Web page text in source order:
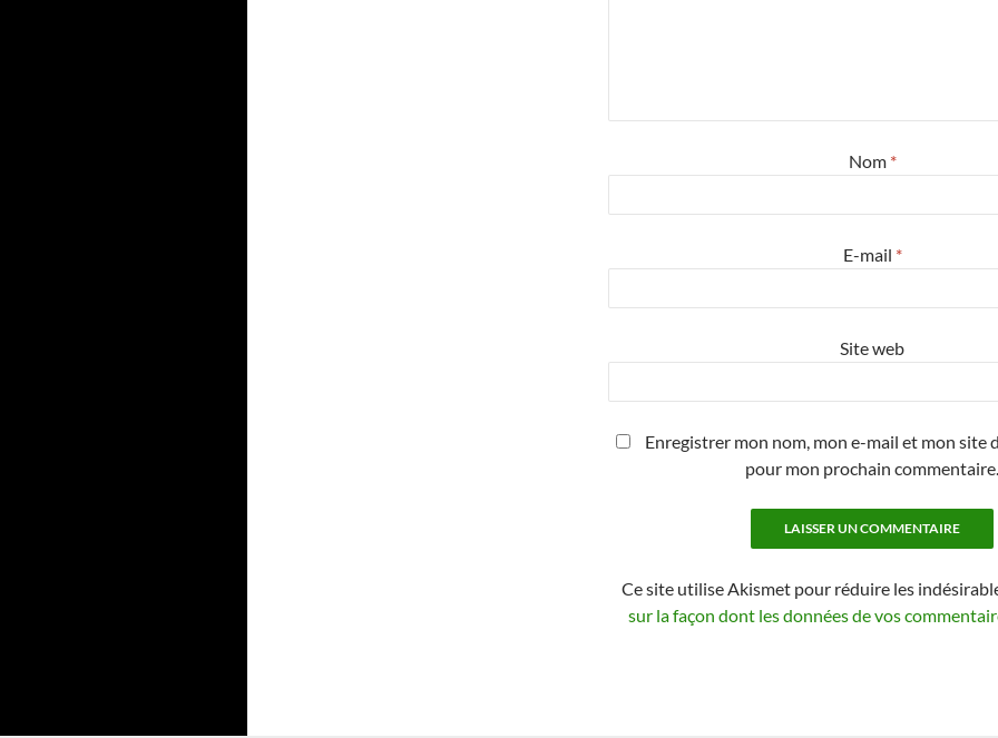
Nom *
E-mail *
Site web
Enregistrer mon nom, mon e-mail et mon site
pour mon prochain commentaire.
Ce site utilise Akismet pour réduire les
sur la façon dont les données de vos